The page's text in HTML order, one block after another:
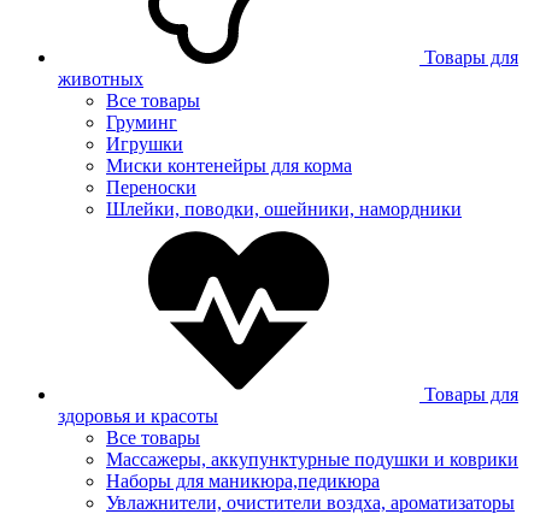
Товары для
животных
Все товары
Груминг
Игрушки
Миски контенейры для корма
Переноски
Шлейки, поводки, ошейники, намордники
Товары для
здоровья и красоты
Все товары
Массажеры, аккупунктурные подушки и коврики
Наборы для маникюра,педикюра
Увлажнители, очистители воздха, ароматизаторы